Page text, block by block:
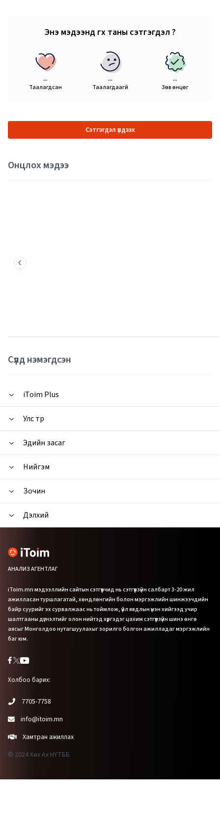
Энэ мэдээнд өгөх таны сэтгэгдэл ?
...
Таалагдсан
...
Таалагдаагүй
...
Зөв өнцөг
Сэтгэгдэл үлдээх
Онцлох мэдээ
Сүүлд нэмэгдсэн
iToim Plus
Улс төр
Эдийн засаг
Нийгэм
Зочин
Дэлхий
АНАЛИЗ АГЕНТЛАГ
iToim.mn мэдээллийн сайтын сэтгүүлчид нь сэтгүүлзүйн салбарт 3-20 жил
ажилласан туршлагатай, хөндлөнгийн болон мэргэжлийн шинжээчдийн
байр суурийг эх сурвалжаас нь тоймлож, үйл явдлын үнэн хийгээд учир
шалтгааны дүгнэлтийг олон нийтэд хүргэдэг цахим сэтгүүлзүйн шинэ өнгө
аясыг Монголдоо нутагшуулахыг зорилго болгон ажилладаг мэргэжлийн
баг юм.
Холбоо барих:
7705-7758
info@itoim.mn
Хамтран ажиллах
© 2024 Хөх Ах НҮТББ